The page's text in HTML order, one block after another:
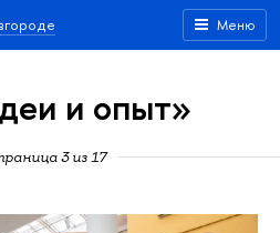
Меню
и опыт»
3 из 17